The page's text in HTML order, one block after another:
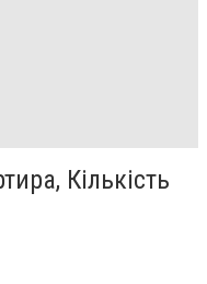
Кількість